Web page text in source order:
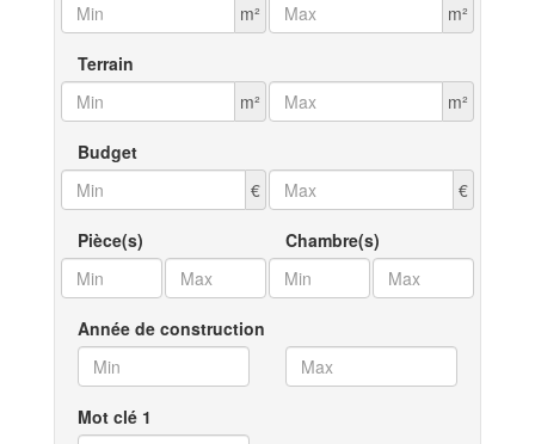
m²
m²
Terrain
m²
m²
Budget
€
€
Pièce(s) Chambre(s)
Année de construction
Mot clé 1